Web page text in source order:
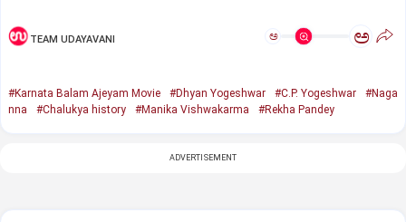
TEAM UDAYAVANI ಅ ಅ
#Karnata Balam Ajeyam Movie #Dhyan Yogeshwar #C.P. Yogeshwar
#Naga
nna
#Chalukya history #Manika Vishwakarma #Rekha Pandey
ADVERTISEMENT